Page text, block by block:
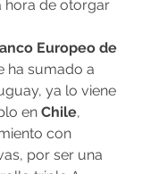
hora de otorgar
Europeo de
ha sumado a
ya lo viene
en Chile,
con
por ser una